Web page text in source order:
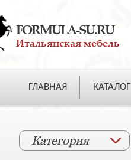
FORMULA-SU.RU
Итальянская мебель
ГЛАВНАЯ КАТАЛОГ
Категория